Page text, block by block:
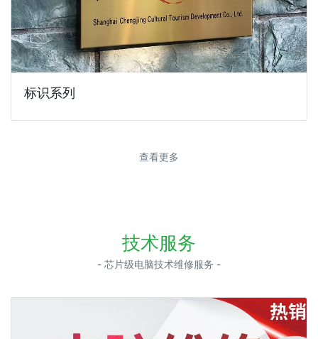
标识系列
查看更多
技术服务
- 芯片级电脑技术维修服务 -